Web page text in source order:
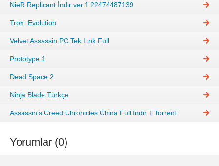
NieR Replicant İndir ver.1.22474487139
Tron: Evolution
Velvet Assassin PC Tek Link Full
Prototype 1
Dead Space 2
Ninja Blade Türkçe
Assassin's Creed Chronicles China Full İndir + Torrent
Yorumlar (0)